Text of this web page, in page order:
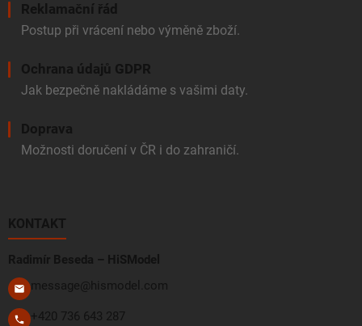
Reklamační řád
Postup při vrácení nebo výměně zboží.
Ochrana údajů GDPR
Jak bezpečně nakládáme s vašimi daty.
Doprava
Možnosti doručení v ČR i do zahraničí.
KONTAKT
Radimír Beseda – HiSModel
message@hismodel.com
+420 736 643 287